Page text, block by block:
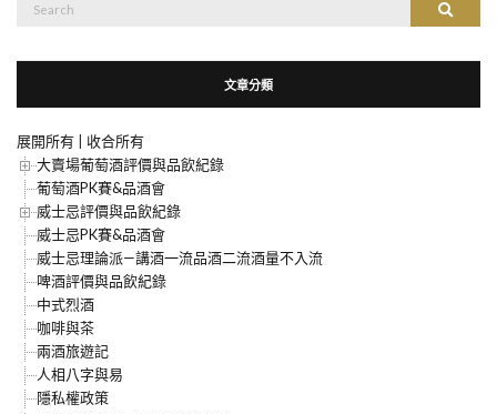
搜尋
文章分類
展開所有
收合所有
大賣場葡萄酒評價與品飲紀錄
葡萄酒PK賽&品酒會
威士忌評價與品飲紀錄
威士忌PK賽&品酒會
威士忌理論派—講酒一流品酒二流酒量不入流
啤酒評價與品飲紀錄
中式烈酒
咖啡與茶
兩酒旅遊記
人相八字與易
隱私權政策